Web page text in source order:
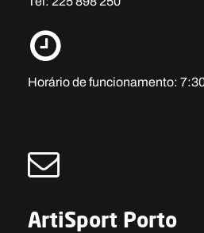
Horário de funcionamento:
ArtiSport Porto